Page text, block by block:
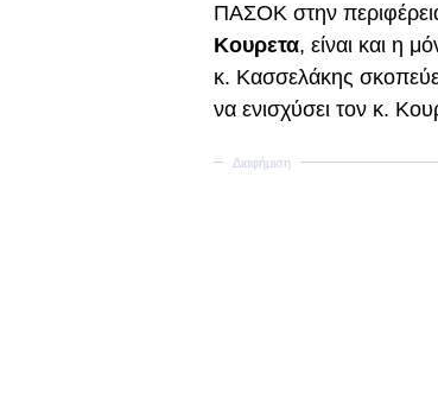
ΠΑΣΟΚ στην
Κουρετα, είναι και η
κ. Κασσελάκης
να ενισχύσει τον κ.